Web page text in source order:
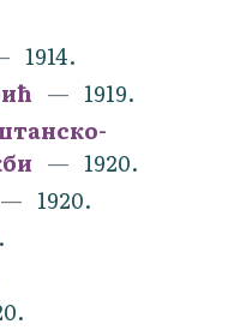
1914.
1919.
1920.
1920.